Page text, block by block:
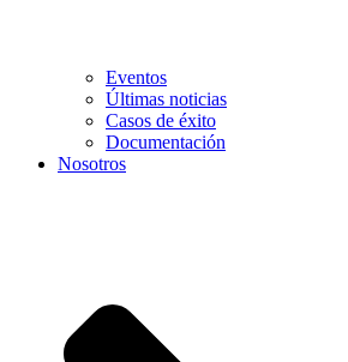
Eventos
Últimas noticias
Casos de éxito
Documentación
Nosotros